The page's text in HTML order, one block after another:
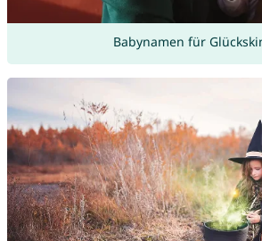
Babynamen für